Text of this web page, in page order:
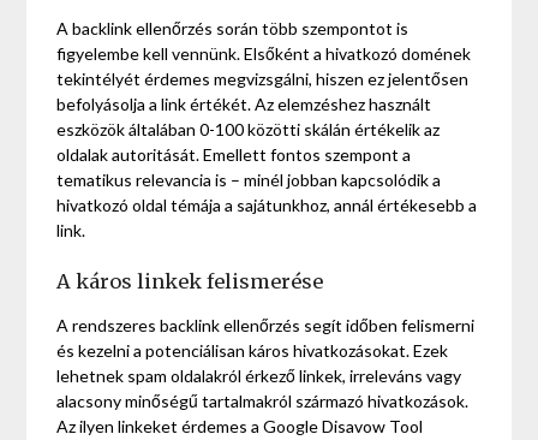
A backlink ellenőrzés során több szempontot is
figyelembe kell vennünk. Elsőként a hivatkozó domének
tekintélyét érdemes megvizsgálni, hiszen ez jelentősen
befolyásolja a link értékét. Az elemzéshez használt
eszközök általában 0-100 közötti skálán értékelik az
oldalak autoritását. Emellett fontos szempont a
tematikus relevancia is – minél jobban kapcsolódik a
hivatkozó oldal témája a sajátunkhoz, annál értékesebb a
link.
A káros linkek felismerése
A rendszeres backlink ellenőrzés segít időben felismerni
és kezelni a potenciálisan káros hivatkozásokat. Ezek
lehetnek spam oldalakról érkező linkek, irreleváns vagy
alacsony minőségű tartalmakról származó hivatkozások.
Az ilyen linkeket érdemes a Google Disavow Tool